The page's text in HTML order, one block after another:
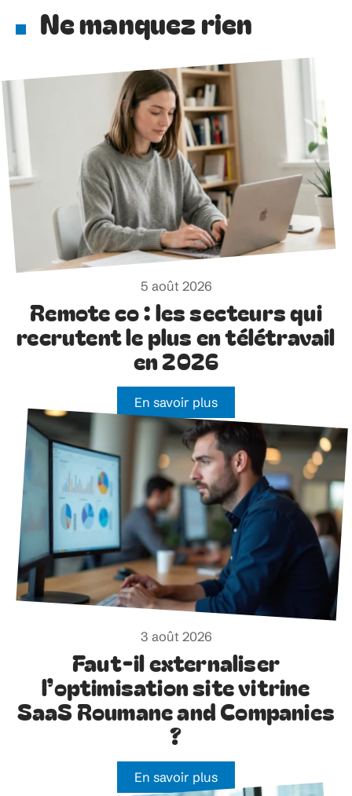
Ne manquez rien
5 août 2026
Remote co : les secteurs qui
recrutent le plus en télétravail
en 2026
En savoir plus
3 août 2026
Faut-il externaliser
l’optimisation site vitrine
SaaS Roumane and Companies
?
En savoir plus